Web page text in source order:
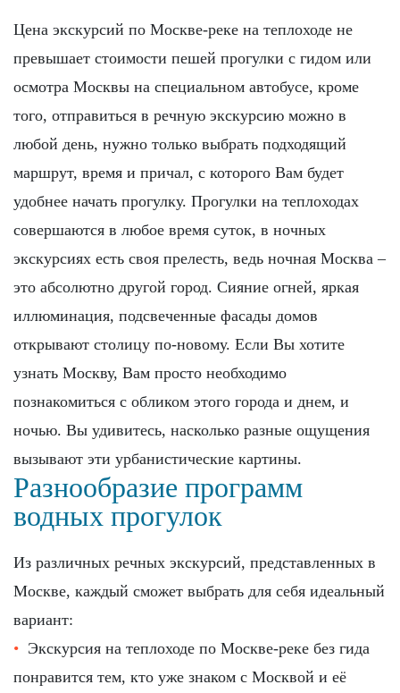
Цена экскурсий по Москве-реке на теплоходе не
превышает стоимости пешей прогулки с гидом или
осмотра Москвы на специальном автобусе, кроме
того, отправиться в речную экскурсию можно в
любой день, нужно только выбрать подходящий
маршрут, время и причал, с которого Вам будет
удобнее начать прогулку. Прогулки на теплоходах
совершаются в любое время суток, в ночных
экскурсиях есть своя прелесть, ведь ночная Москва –
это абсолютно другой город. Сияние огней, яркая
иллюминация, подсвеченные фасады домов
открывают столицу по-новому. Если Вы хотите
узнать Москву, Вам просто необходимо
познакомиться с обликом этого города и днем, и
ночью. Вы удивитесь, насколько разные ощущения
вызывают эти урбанистические картины.
Разнообразие программ
водных прогулок
Из различных речных экскурсий, представленных в
Москве, каждый сможет выбрать для себя идеальный
вариант:
Экскурсия на теплоходе по Москве-реке без гида
понравится тем, кто уже знаком с Москвой и её